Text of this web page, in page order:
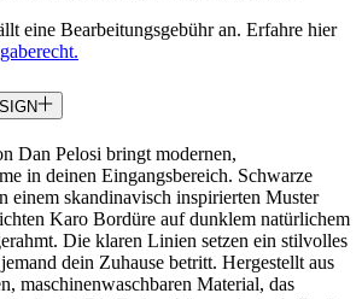
eine Bearbeitungsgebühr an. Erfahre hier
Dan Pelosi bringt modernen,
in deinen Eingangsbereich. Schwarze
einem skandinavisch inspirierten Muster
Karo Bordüre auf dunklem natürlichem
Die klaren Linien setzen ein stilvolles
dein Zuhause betritt. Hergestellt aus
maschinenwaschbaren Material, das